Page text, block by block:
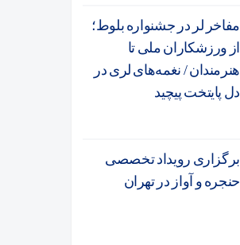
مفاخر لر در جشنواره بلوط؛
از ورزشکاران ملی تا
هنرمندان / نغمه‌های لری در
دل پایتخت پیچید
برگزاری رویداد تخصصی
حنجره و آواز در تهران